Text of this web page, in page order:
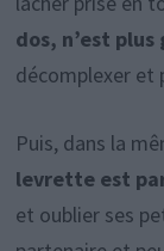
dos, n’est plus
décomplexer et
Puis, dans la
levrette est
et oublier ses